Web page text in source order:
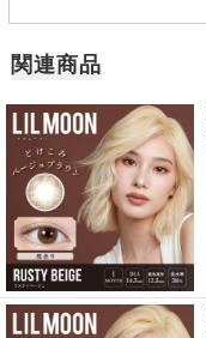
関連商品